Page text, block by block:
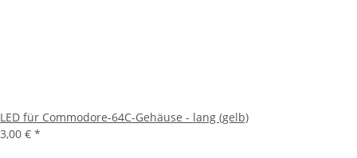
LED für Commodore-64C-Gehäuse - lang (gelb)
3,00 € *